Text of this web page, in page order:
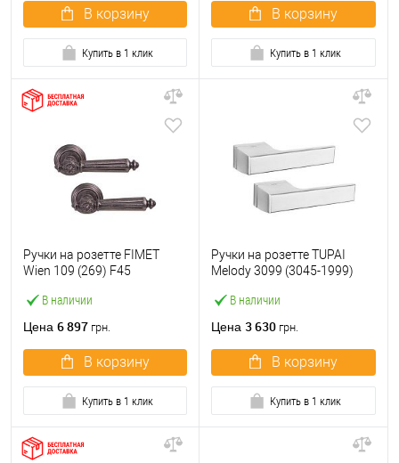
В корзину
Купить в 1 клик
В корзину
Купить в 1 клик
В наличии
Ручки на розетте FIMET
Wien 109 (269) F45
Цена 6 897 грн.
В корзину
Купить в 1 клик
В наличии
Ручки на розетте TUPAI
Melody 3099 (3045-1999)
Цена 3 630 грн.
В корзину
Купить в 1 клик